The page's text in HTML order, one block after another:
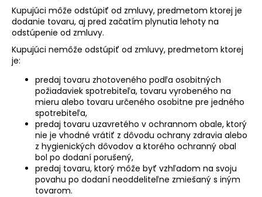
Kupujúci môže odstúpiť od zmluvy, predmetom ktorej je
dodanie tovaru, aj pred začatím plynutia lehoty na
odstúpenie od zmluvy.
Kupujúci nemôže odstúpiť od zmluvy, predmetom ktorej
je:
predaj tovaru zhotoveného podľa osobitných
požiadaviek spotrebiteľa, tovaru vyrobeného na
mieru alebo tovaru určeného osobitne pre jedného
spotrebiteľa,
predaj tovaru uzavretého v ochrannom obale, ktorý
nie je vhodné vrátiť z dôvodu ochrany zdravia alebo
z hygienických dôvodov a ktorého ochranný obal
bol po dodaní porušený,
predaj tovaru, ktorý môže byť vzhľadom na svoju
povahu po dodaní neoddeliteľne zmiešaný s iným
tovarom.